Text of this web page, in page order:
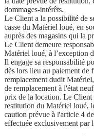
dommages-intérêts.
Le Client a la possibilité de
casse du Matériel loué, en
auprès des magasins qui la
Le Client demeure
Matériel loué, à l’exception
Il engage sa responsabilité
dès lors lieu au paiement de
remplacement dudit
de remplacement à l'état
prix de la location. Le Client
restitution du Matériel loué,
caution prévue à l'article 4
effectuée exclusivement par